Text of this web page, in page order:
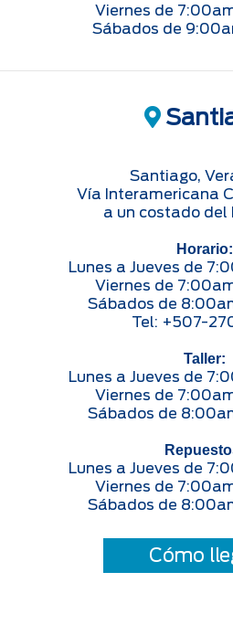
Viernes de
Sábados de
Santiago,
Vía Interamericana
a un costado del
Horario:
Lunes a Jueves de
Viernes de
Sábados de
Tel: +507-
Taller:
Lunes a Jueves de
Viernes de
Sábados de
Lunes a Jueves de
Viernes de
Sábados de
Cómo